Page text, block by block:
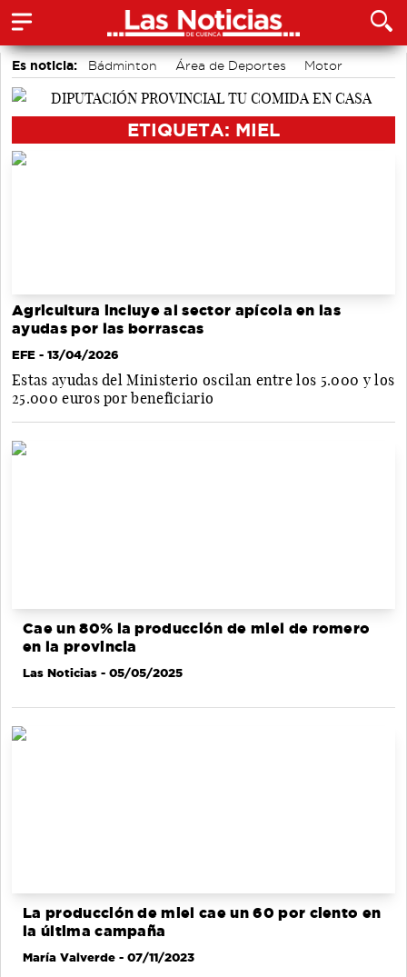
Es noticia: Bádminton Área de Deportes
Motor
accidentes laborales
ETIQUETA: MIEL
Agricultura incluye al sector apícola en las
ayudas por las borrascas
EFE - 13/04/2026
Estas ayudas del Ministerio oscilan entre los 5.000 y los
25.000 euros por beneficiario
Cae un 80% la producción de miel de romero
en la provincia
Las Noticias - 05/05/2025
La producción de miel cae un 60 por ciento en
la última campaña
María Valverde - 07/11/2023